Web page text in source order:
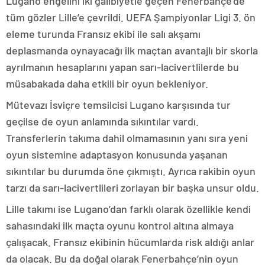
tüm gözler Lille’e çevrildi. UEFA Şampiyonlar Ligi 3. ön
eleme turunda Fransız ekibi ile salı akşamı
deplasmanda oynayacağı ilk maçtan avantajlı bir skorla
ayrılmanın hesaplarını yapan sarı-lacivertlilerde bu
müsabakada daha etkili bir oyun bekleniyor.
Mütevazı İsviçre temsilcisi Lugano karşısında tur
geçilse de oyun anlamında sıkıntılar vardı.
Transferlerin takıma dahil olmamasının yanı sıra yeni
oyun sistemine adaptasyon konusunda yaşanan
sıkıntılar bu durumda öne çıkmıştı. Ayrıca rakibin oyun
tarzı da sarı-lacivertlileri zorlayan bir başka unsur oldu.
Lille takımı ise Lugano’dan farklı olarak özellikle kendi
sahasındaki ilk maçta oyunu kontrol altına almaya
çalışacak. Fransız ekibinin hücumlarda risk aldığı anlar
da olacak. Bu da doğal olarak Fenerbahçe’nin oyun